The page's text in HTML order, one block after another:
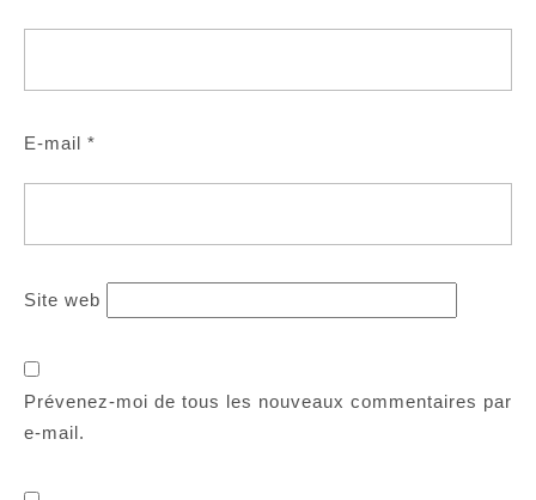
E-mail *
Site web
Prévenez-moi de tous les nouveaux commentaires par
e-mail.